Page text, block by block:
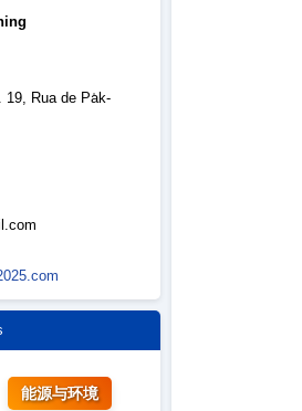
19, Rua de Pa̍k-
能源与环境